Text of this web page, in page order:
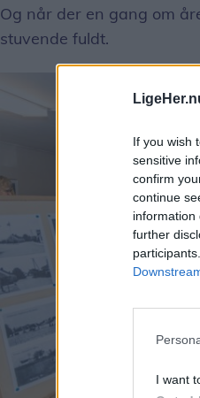
If you wish
sensitive
confirm
continue
information
further
I want
Og når der en gang om
stuvende fuldt.